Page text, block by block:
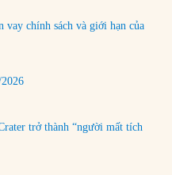
vay chính sách và giới hạn của
trở thành “người mất tích